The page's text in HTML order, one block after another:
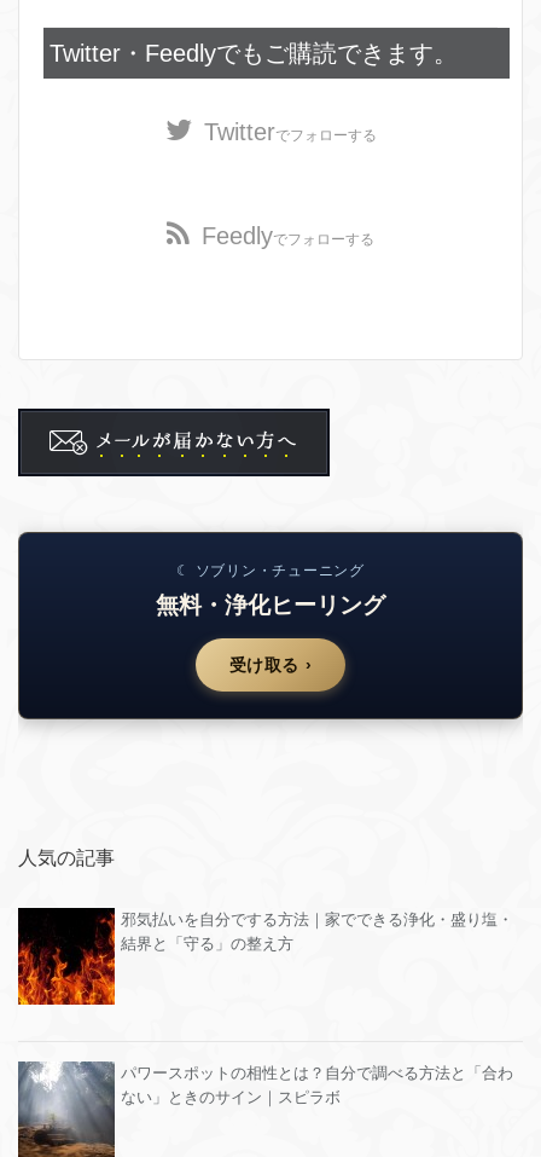
Twitter・Feedlyでもご購読できます。
Twitterでフォローする
Feedlyでフォローする
☾ ソブリン・チューニング
無料・浄化ヒーリング
受け取る ›
人気の記事
邪気払いを自分でする方法｜家でできる浄化・盛り塩・
結界と「守る」の整え方
パワースポットの相性とは？自分で調べる方法と「合わ
ない」ときのサイン｜スピラボ